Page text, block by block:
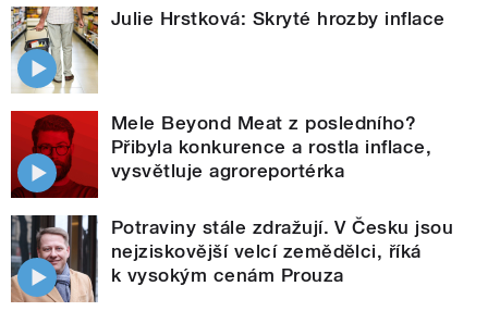
Julie Hrstková: Skryté hrozby inflace
Mele Beyond Meat z posledního?
Přibyla konkurence a rostla inflace,
vysvětluje agroreportérka
Potraviny stále zdražují. V Česku jsou
nejziskovější velcí zemědělci, říká
k vysokým cenám Prouza